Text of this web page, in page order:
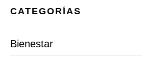
CATEGORÍAS
Bienestar